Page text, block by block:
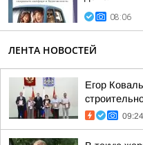
08:06
ЛЕНТА НОВОСТЕЙ
Егор
09:24